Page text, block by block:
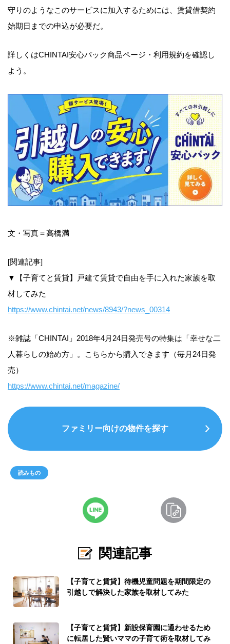
守りのようなこのサービスに加入するためには、賃貸借契約
始期日までの申込が必要だ。
詳しくはCHINTAI安心パック商品ページ・利用規約を確認し
よう。
文・写真＝高橋満
[関連記事]
▼【子育てと賃貸】戸建て賃貸で自由を手に入れた家族を取
材してみた
https://www.chintai.net/news/8943/?news_00314
※雑誌「CHINTAI」2018年4月24日発売号の特集は「幸せな二
人暮らしの始め方」。こちらから購入できます（毎月24日発
売）
https://www.chintai.net/magazine/
ファミリー向けの物件を探す
読みもの
関連記事
【子育てと賃貸】待機児童問題を期間限定の
引越しで解決した家族を取材してみた
【子育てと賃貸】新設保育園に通わせるため
に転居した賢いママの子育て術を取材してみ